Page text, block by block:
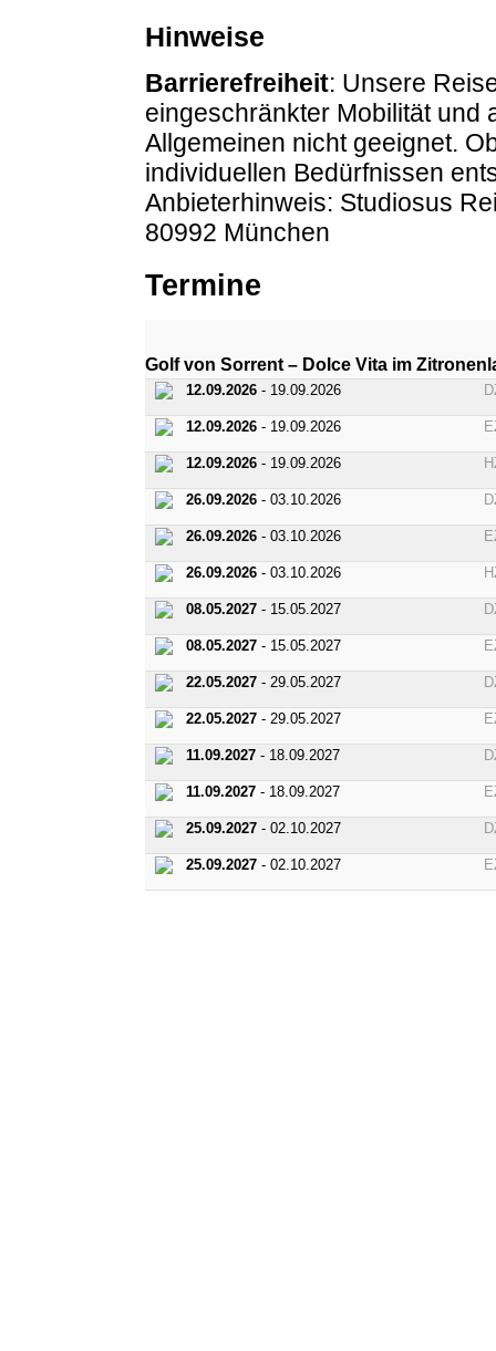
Hinweise
Barrierefreiheit: Unsere
eingeschränkter Mobilität und
Allgemeinen nicht geeignet.
individuellen Bedürfnissen
Anbieterhinweis: Studiosus
80992 München
Termine
Golf von Sorrent – Dolce Vita im
12.09.2026- 19.09.2026
12.09.2026- 19.09.2026
12.09.2026- 19.09.2026
26.09.2026- 03.10.2026
26.09.2026- 03.10.2026
26.09.2026- 03.10.2026
08.05.2027- 15.05.2027
08.05.2027- 15.05.2027
22.05.2027- 29.05.2027
22.05.2027- 29.05.2027
11.09.2027- 18.09.2027
11.09.2027- 18.09.2027
25.09.2027- 02.10.2027
25.09.2027- 02.10.2027